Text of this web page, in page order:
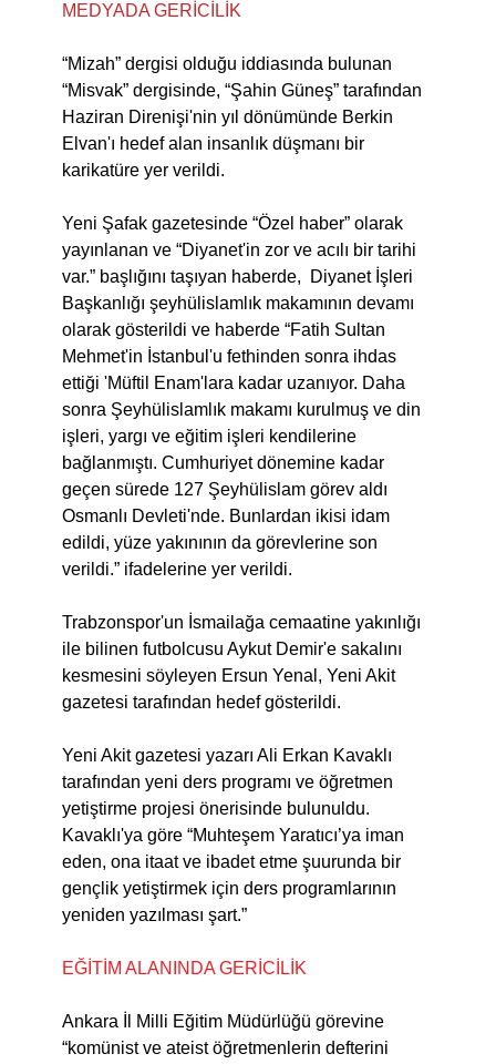
MEDYADA GERİCİLİK
“Mizah” dergisi olduğu iddiasında bulunan
“Misvak” dergisinde, “Şahin Güneş” tarafından
Haziran Direnişi'nin yıl dönümünde Berkin
Elvan'ı hedef alan insanlık düşmanı bir
karikatüre yer verildi.
Yeni Şafak gazetesinde “Özel haber” olarak
yayınlanan ve “Diyanet'in zor ve acılı bir tarihi
var.” başlığını taşıyan haberde, Diyanet İşleri
Başkanlığı şeyhülislamlık makamının devamı
olarak gösterildi ve haberde “Fatih Sultan
Mehmet'in İstanbul'u fethinden sonra ihdas
ettiği 'Müftil Enam'lara kadar uzanıyor. Daha
sonra Şeyhülislamlık makamı kurulmuş ve din
işleri, yargı ve eğitim işleri kendilerine
bağlanmıştı. Cumhuriyet dönemine kadar
geçen sürede 127 Şeyhülislam görev aldı
Osmanlı Devleti'nde. Bunlardan ikisi idam
edildi, yüze yakınının da görevlerine son
verildi.” ifadelerine yer verildi.
Trabzonspor'un İsmailağa cemaatine yakınlığı
ile bilinen futbolcusu Aykut Demir'e sakalını
kesmesini söyleyen Ersun Yenal, Yeni Akit
gazetesi tarafından hedef gösterildi.
Yeni Akit gazetesi yazarı Ali Erkan Kavaklı
tarafından yeni ders programı ve öğretmen
yetiştirme projesi önerisinde bulunuldu.
Kavaklı'ya göre “Muhteşem Yaratıcı’ya iman
eden, ona itaat ve ibadet etme şuurunda bir
gençlik yetiştirmek için ders programlarının
yeniden yazılması şart.”
EĞİTİM ALANINDA GERİCİLİK
Ankara İl Milli Eğitim Müdürlüğü görevine
“komünist ve ateist öğretmenlerin defterini